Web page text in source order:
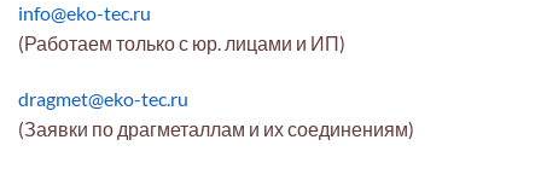
info@eko-tec.ru
(Работаем только с юр. лицами и ИП)
dragmet@eko-tec.ru
(Заявки по драгметаллам и их соединениям)